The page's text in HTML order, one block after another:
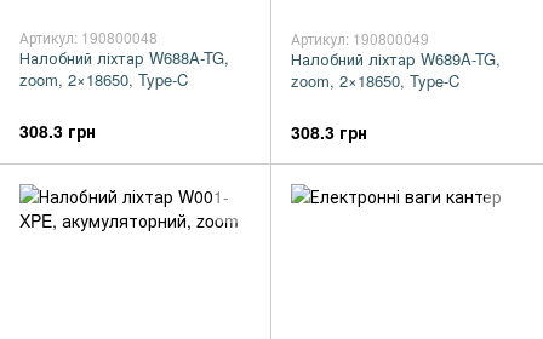
Артикул: 190800048
Налобний ліхтар W688A-TG,
zoom, 2×18650, Type-C
308.3 грн
Артикул: 190800049
Налобний ліхтар W689A-TG,
zoom, 2×18650, Type-C
308.3 грн